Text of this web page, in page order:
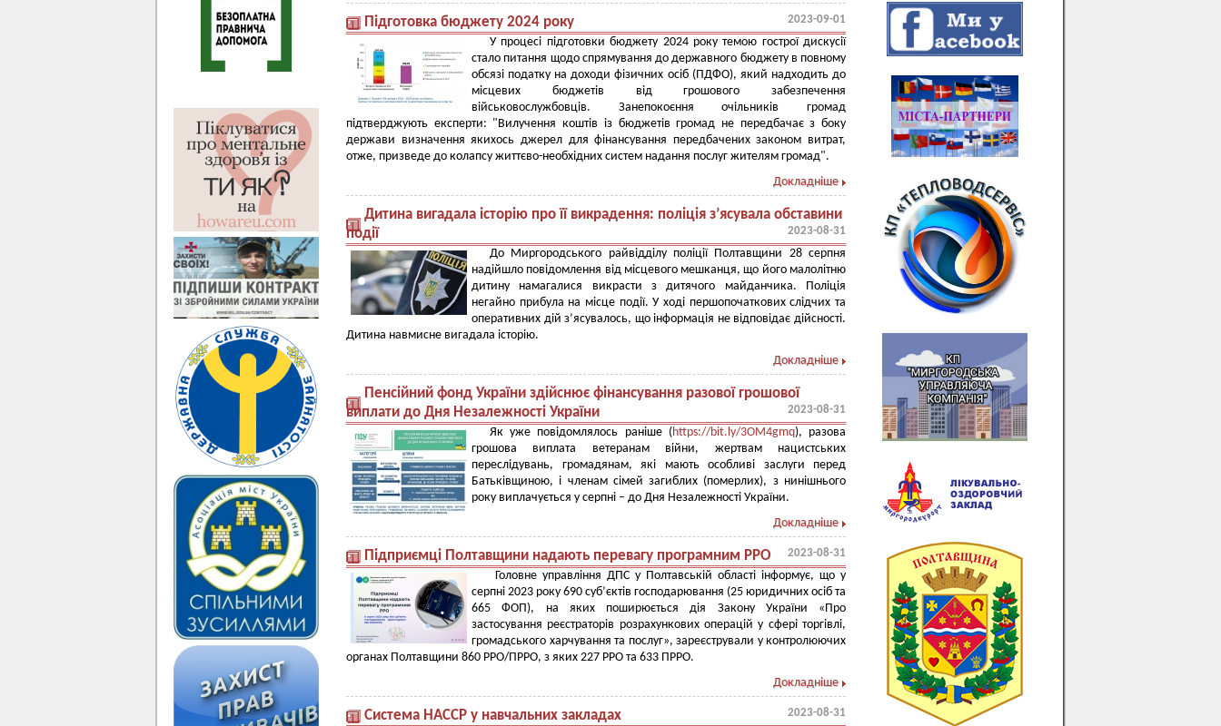
Підготовка бюджету 2024 року 2023-09-01
У процесі підготовки бюджету 2024 року темою гострої дискусії
стало питання щодо спрямування до державного бюджету в повному
обсязі податку на доходи фізичних осіб (ПДФО), який надходить до
місцевих бюджетів від грошового забезпечення
військовослужбовців. Занепокоєння очільників громад
підтверджують експерти: "Вилучення коштів із бюджетів громад не передбачає з боку
держави визначення якихось джерел для фінансування передбачених законом витрат,
отже, призведе до колапсу життєво-необхідних систем надання послуг жителям громад".
Докладніше
Дитина вигадала історію про її викрадення: поліція з’ясувала обставини
події
2023-08-31
До Миргородського райвідділу поліції Полтавщини 28 серпня
надійшло повідомлення від місцевого мешканця, що його малолітню
дитину намагалися викрасти з дитячого майданчика. Поліція
негайно прибула на місце події. У ході першопочаткових слідчих та
оперативних дій з’ясувалось, що інформація не відповідає дійсності.
Дитина навмисне вигадала історію.
Докладніше
Пенсійний фонд України здійснює фінансування разової грошової
виплати до Дня Незалежності України
2023-08-31
Як уже повідомлялось раніше (https://bit.ly/3OM4gmq), разова
грошова виплата ветеранам війни, жертвам нацистських
переслідувань, громадянам, які мають особливі заслуги перед
Батьківщиною, і членам сімей загиблих (померлих), з нинішнього
року виплачується у серпні – до Дня Незалежності України.
Докладніше
Підприємці Полтавщини надають перевагу програмним РРО 2023-08-31
Головне управління ДПС у Полтавській області інформує, що у
серпні 2023 року 690 суб’єктів господарювання (25 юридичних осіб та
665 ФОП), на яких поширюється дія Закону України «Про
застосування реєстраторів розрахункових операцій у сфері торгівлі,
громадського харчування та послуг», зареєстрували у контролюючих
органах Полтавщини 860 РРО/ПРРО, з яких 227 РРО та 633 ПРРО.
Докладніше
Система НАССР у навчальних закладах 2023-08-31